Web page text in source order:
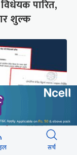
पारित,
शुल्क
सर्च